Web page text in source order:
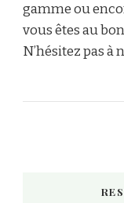
gamme ou
vous êtes au
N’hésitez pas à